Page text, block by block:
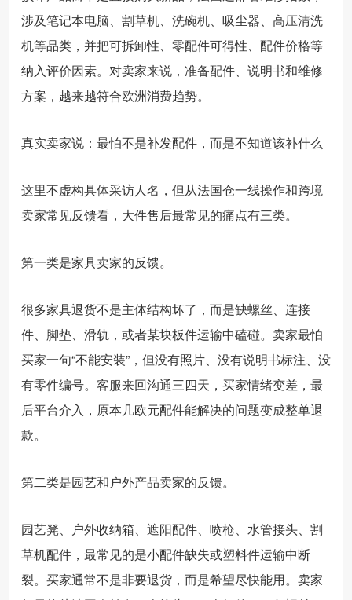
涉及笔记本电脑、割草机、洗碗机、吸尘器、高压清洗
机等品类，并把可拆卸性、零配件可得性、配件价格等
纳入评价因素。对卖家来说，准备配件、说明书和维修
方案，越来越符合欧洲消费趋势。
真实卖家说：最怕不是补发配件，而是不知道该补什么
这里不虚构具体采访人名，但从法国仓一线操作和跨境
卖家常见反馈看，大件售后最常见的痛点有三类。
第一类是家具卖家的反馈。
很多家具退货不是主体结构坏了，而是缺螺丝、连接
件、脚垫、滑轨，或者某块板件运输中磕碰。卖家最怕
买家一句“不能安装”，但没有照片、没有说明书标注、没
有零件编号。客服来回沟通三四天，买家情绪变差，最
后平台介入，原本几欧元配件能解决的问题变成整单退
款。
第二类是园艺和户外产品卖家的反馈。
园艺凳、户外收纳箱、遮阳配件、喷枪、水管接头、割
草机配件，最常见的是小配件缺失或塑料件运输中断
裂。买家通常不是非要退货，而是希望尽快能用。卖家